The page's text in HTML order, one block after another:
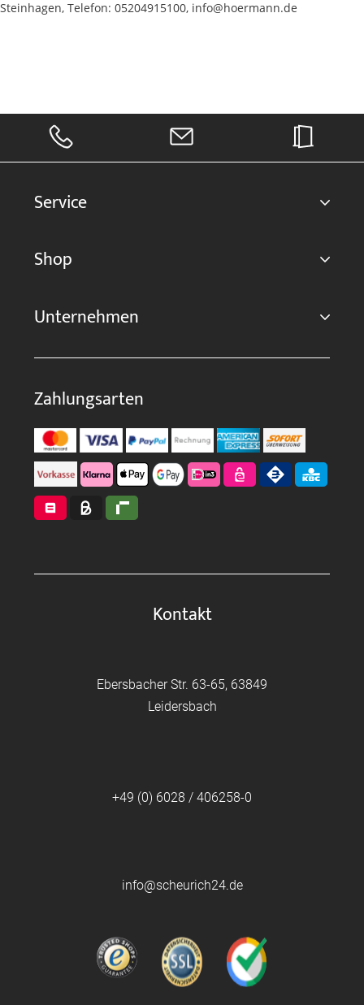
Steinhagen, Telefon: 05204915100, info@hoermann.de
Service
Shop
Unternehmen
Zahlungsarten
Kontakt
Ebersbacher Str. 63-65, 63849
Leidersbach
+49 (0) 6028 / 406258-0
info@scheurich24.de